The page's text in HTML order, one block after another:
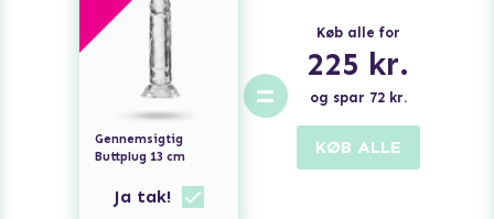
Gennemsigtig
Buttplug 13 cm
Ja tak!
=
Køb alle for
225 kr.
og spar 72kr.
KØB ALLE